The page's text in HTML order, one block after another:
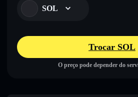
SOL
Trocar SOL
O preço pode depender do